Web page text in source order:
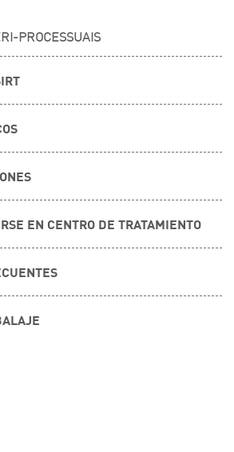
PROCESSUAIS
EN CENTRO DE TRATAMIENTO